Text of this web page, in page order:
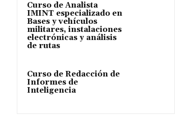
Curso de Analista
IMINT especializado en
Bases y vehículos
militares, instalaciones
electrónicas y análisis
de rutas
Curso de Redacción de
Informes de
Inteligencia